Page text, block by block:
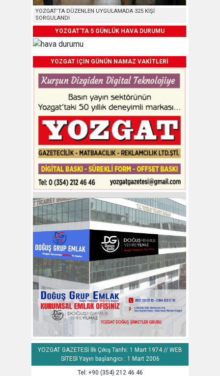
YOZGAT’TA DÜZENLEN UYGULAMADA 325 KİŞİ
SORGULANDI
YOZGAT'TA 5 GÜNLÜK HAVA DURUMU
YOZGAT İÇİN GÜNÜN NAMAZ VAKİTLERİ
YOZGAT GAZETESİ İlk Çıkış Tarihi: 1 Mart 1974 // WEB
SİTESİ Yayın başlangıcı : 1 Mart 2006
Tel: +90 (354) 212 46 46